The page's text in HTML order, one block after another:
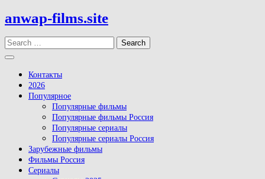
Skip
to
content
anwap-films.site
Search
Open
Button
Контакты
2026
Популярное
Популярные фильмы
Популярные фильмы Россия
Популярные сериалы
Популярные сериалы Россия
Зарубежные фильмы
Фильмы Россия
Сериалы